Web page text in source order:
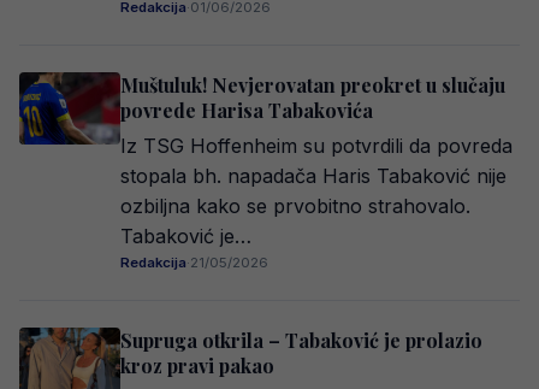
Redakcija·01/06/2026
Muštuluk! Nevjerovatan preokret u slučaju
povrede Harisa Tabakovića
Iz TSG Hoffenheim su potvrdili da povreda
stopala bh. napadača Haris Tabaković nije
ozbiljna kako se prvobitno strahovalo.
Tabaković je…
Redakcija·21/05/2026
Supruga otkrila – Tabaković je prolazio
kroz pravi pakao